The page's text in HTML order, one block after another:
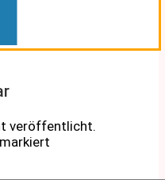
veröffentlicht.
markiert